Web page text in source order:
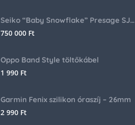
Seiko “Baby Snowflake” Presage SJE073J1/SARA015 Limited Edition
750 000 Ft
Oppo Band Style töltőkábel
1 990 Ft
Garmin Fenix szilikon óraszíj – 26mm
2 990 Ft